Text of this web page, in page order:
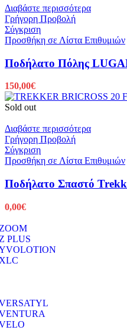
Διαβάστε περισσότερα
Γρήγορη Προβολή
Σύγκριση
Προσθήκη σε Λίστα Επιθυμιών
Ποδήλατο Πόλης
150,00€
Sold out
Διαβάστε περισσότερα
Γρήγορη Προβολή
Σύγκριση
Προσθήκη σε Λίστα Επιθυμιών
Ποδήλατο Σπαστό
0,00€
PLUS